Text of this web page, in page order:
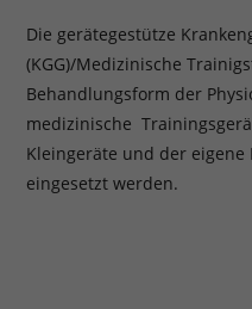
Die gerätegestütze
(KGG)/Medizinische
Behandlungsform der
medizinische
Kleingeräte und der
eingesetzt werden.